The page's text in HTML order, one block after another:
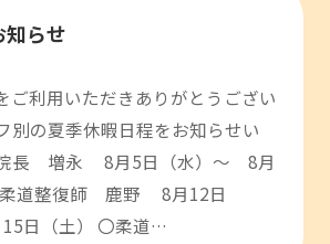
らせ
ご利用いただきありがとうござい
別の夏季休暇日程をお知らせい
院長 増永 8月5日（水）～ 8月
柔道整復師 鹿野 8月12日
日（土） 〇柔道…